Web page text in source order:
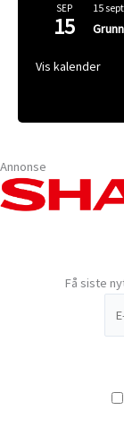
SEP
15
15
Vis kalender
Annonse
Få siste